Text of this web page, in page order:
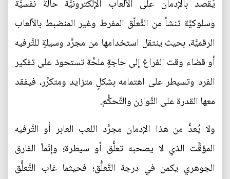
يُقصد بالإدمان على الألعاب الإلكترونيَّة حالةٌ نفسيَّة
وسلوكيَّة تنشأ من التَّعلّق المفرط وغير المنضبط بالألعاب
الرقميَّة، بحيث ينتقل استخدامها من مجرَّد وسيلةٍ للتَّرفيه
أو قضاء وقت الفراغ إلى حاجةٍ ملحَّة تستحوذ على تفكير
الفرد وتسيطر على اهتمامه بشكلٍ متزايد ومتكرِّر، فيفقد
معها القدرة على التَّوازن والتَّحكُّم.
ولا يُعدُّ من هذا الإدمان مجرَّد اللعب العابر أو التَّرفيه
المؤقَّت الذي لا يصحبه تعلُّق أو سيطرة؛ وإنَماّ الفارق
الجوهري يكمن في درجة التَّعلُّق؛ فحيثما غاب التَّعلُّق